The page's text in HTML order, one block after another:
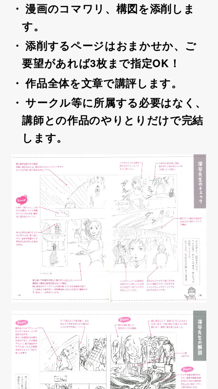
漫画のコマワリ、構図を添削しま
す。
添削するページはおまかせか、ご
要望があれば3枚まで指定OK！
作品全体を文章で講評します。
サークル等に所属する必要はなく、
講師との作品のやりとりだけで完結
します。